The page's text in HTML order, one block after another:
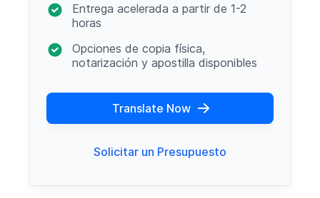
Entrega acelerada a partir de 1-2
horas
Opciones de copia física,
notarización y apostilla disponibles
Translate Now
Solicitar un Presupuesto